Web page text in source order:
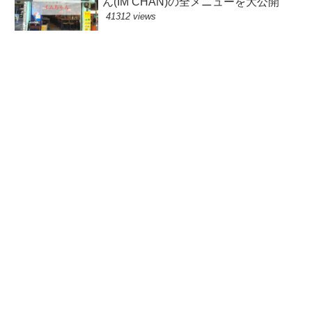
41312 views